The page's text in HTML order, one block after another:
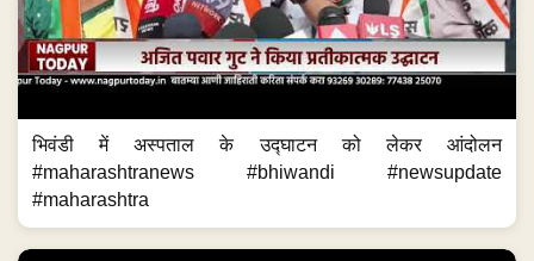
भिवंडी में अस्पताल के उद्घाटन को लेकर आंदोलन
#maharashtranews #bhiwandi #newsupdate
#maharashtra